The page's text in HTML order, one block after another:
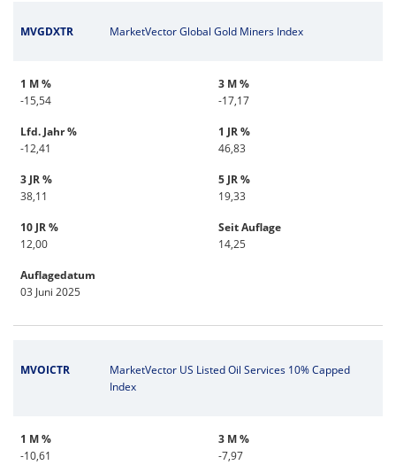
MVGDXTR MarketVector Global Gold Miners Index
1 M %
-15,54
3 M %
-17,17
Lfd. Jahr %
-12,41
1 JR %
46,83
3 JR %
38,11
5 JR %
19,33
10 JR %
12,00
Seit Auflage
14,25
Auflagedatum
03 Juni 2025
MVOICTR
MarketVector US Listed Oil Services 10% Capped
Index
1 M %
-10,61
3 M %
-7,97